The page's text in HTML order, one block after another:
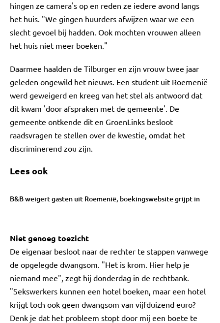
hingen ze camera's op en reden ze iedere avond langs
het huis. "We gingen huurders afwijzen waar we een
slecht gevoel bij hadden. Ook mochten vrouwen alleen
het huis niet meer boeken."
Daarmee haalden de Tilburger en zijn vrouw twee jaar
geleden ongewild het nieuws. Een student uit Roemenië
werd geweigerd en kreeg van het stel als antwoord dat
dit kwam 'door afspraken met de gemeente'. De
gemeente ontkende dit en GroenLinks besloot
raadsvragen te stellen over de kwestie, omdat het
discriminerend zou zijn.
Lees ook
B&B weigert gasten uit Roemenië, boekingswebsite grijpt in
Niet genoeg toezicht
De eigenaar besloot naar de rechter te stappen vanwege
de opgelegde dwangsom. "Het is krom. Hier help je
niemand mee", zegt hij donderdag in de rechtbank.
"Sekswerkers kunnen een hotel boeken, maar een hotel
krijgt toch ook geen dwangsom van vijfduizend euro?
Denk je dat het probleem stopt door mij een boete te